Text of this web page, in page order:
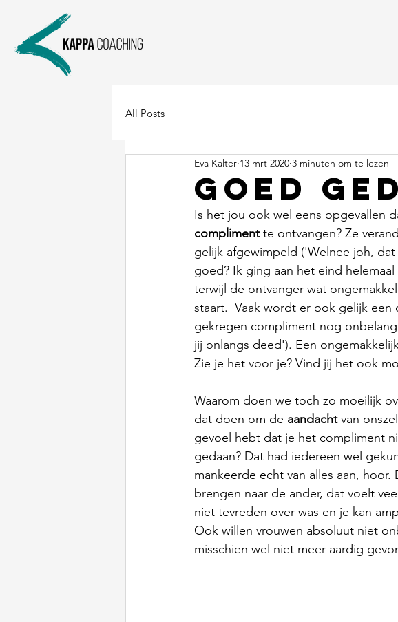
All Posts
Goed
Eva Kalter 13 mrt 2020 3 minuten om te lezen
Is het jou ook wel eens opgevallen
compliment te ontvangen? Ze
gelijk afgewimpeld ('Welnee joh,
goed? Ik ging aan het eind
terwijl de ontvanger wat
staart.  Vaak wordt er ook gelijk
gekregen compliment nog
jij onlangs deed'). Een
Zie je het voor je? Vind jij het ook
Waarom doen we toch zo moeilijk
dat doen om de aandacht van
gevoel hebt dat je het compliment
gedaan? Dat had iedereen wel
mankeerde echt van alles aan,
brengen naar de ander, dat voelt
niet tevreden over was en je kan
Ook willen vrouwen absoluut niet
misschien wel niet meer aardig